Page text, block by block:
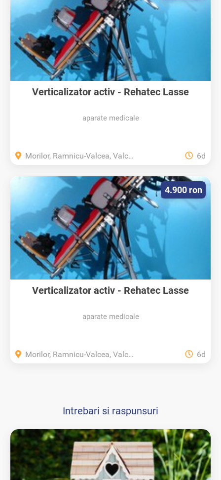
Verticalizator activ - Rehatec Lasse
aparate medicale
Morilor, Ramnicu-Valcea, Valcea 6d
Verticalizator activ - Rehatec Lasse
aparate medicale
4.900 ron
Morilor, Ramnicu-Valcea, Valcea 6d
Intrebari si raspunsuri